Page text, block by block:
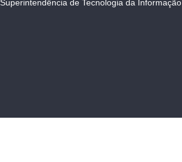
Superintendência de Tecnologia da Informação